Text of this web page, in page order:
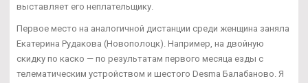
выставляет его неплательщику.
Первое место на аналогичной дистанции среди женщина заняла
Екатерина Рудакова (Новополоцк). Например, на двойную
скидку по каско — по результатам первого месяца езды с
телематическим устройством и шестого Desma Балабаново. Я